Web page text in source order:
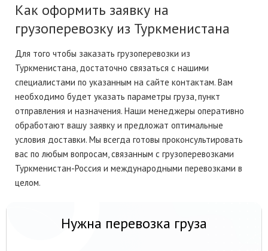
Как оформить заявку на
грузоперевозку из Туркменистана
Для того чтобы заказать грузоперевозки из
Туркменистана, достаточно связаться с нашими
специалистами по указанным на сайте контактам. Вам
необходимо будет указать параметры груза, пункт
отправления и назначения. Наши менеджеры оперативно
обработают вашу заявку и предложат оптимальные
условия доставки. Мы всегда готовы проконсультировать
вас по любым вопросам, связанным с грузоперевозками
Туркменистан-Россия и международными перевозками в
целом.
Нужна перевозка груза